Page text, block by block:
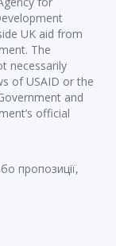
UK aid from
The
necessarily
of USAID or the
and
official
пропозиції,